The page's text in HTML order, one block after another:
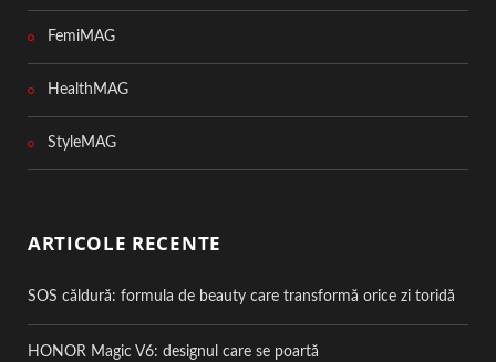
FemiMAG
HealthMAG
StyleMAG
ARTICOLE RECENTE
SOS căldură: formula de beauty care transformă orice zi toridă
HONOR Magic V6: designul care se poartă